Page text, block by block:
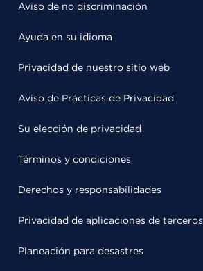
Aviso de no discriminación
Ayuda en su idioma
Privacidad de nuestro sitio web
Aviso de Prácticas de Privacidad
Su elección de privacidad
Términos y condiciones
Derechos y responsabilidades
Privacidad de aplicaciones de terceros
Planeación para desastres